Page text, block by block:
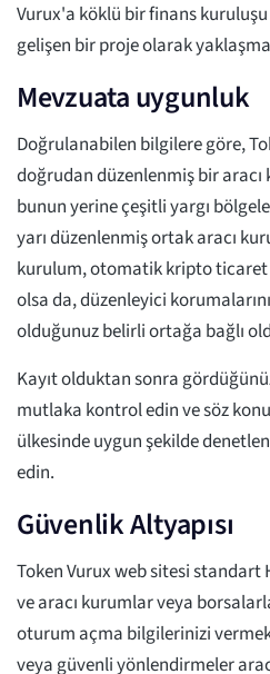
Vurux'a köklü bir finans
gelişen bir proje olarak
Mevzuata uygunluk
Doğrulanabilen bilgilere göre,
doğrudan düzenlenmiş bir
bunun yerine çeşitli yargı
yarı düzenlenmiş ortak aracı
kurulum, otomatik kripto ticaret
olsa da, düzenleyici
olduğunuz belirli ortağa bağlı
Kayıt olduktan sonra
mutlaka kontrol edin ve söz
ülkesinde uygun şekilde
edin.
Güvenlik Altyapısı
Token Vurux web sitesi standart
ve aracı kurumlar veya
oturum açma bilgilerinizi
veya güvenli yönlendirmeler